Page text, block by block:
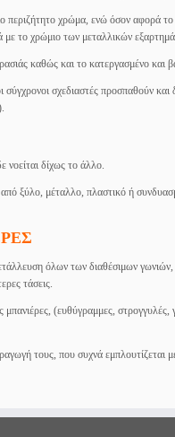
περιζήτητο χρώμα, ενώ όσον αφορά
με το χρώμιο των μεταλλικών
καθώς και το κατεργασμένο
σχεδιαστές προσπαθούν
νοείται δίχως το άλλο.
ξύλο, μέταλλο, πλαστικό ή
όλων των διαθέσιμων
τάσεις.
μπανιέρες, (ευθύγραμμες,
τους, που συχνά